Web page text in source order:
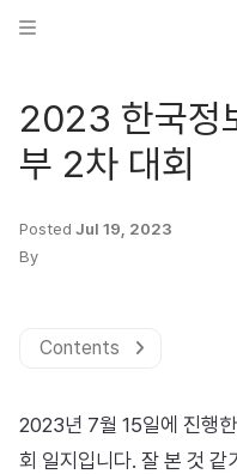
2023 한국정
부 2차 대회
Posted Jul 19, 2023
By
Contents
2023년 7월 15일에 진행
회 일지입니다. 잘 본 것 같